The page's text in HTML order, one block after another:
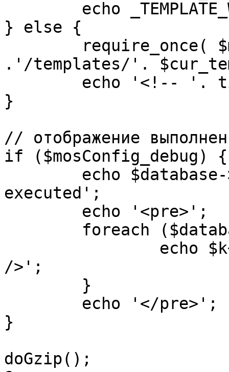
} else {
.'/templates/'.
}
// отображение
if ($mosConfig_debug) {
executed';
/>';
}
doGzip();